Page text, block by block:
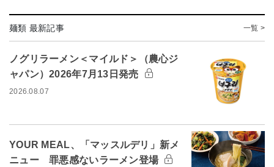
麺類 最新記事 一覧 >
ノグリラーメン＜マイルド＞（農心ジ
ャパン）2026年7月13日発売
2026.08.07
YOUR MEAL、「マッスルデリ」新メ
ニュー 罪悪感ないラーメン登場